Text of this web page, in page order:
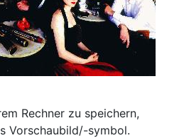
Rechner zu speichern,
Vorschaubild/-symbol.